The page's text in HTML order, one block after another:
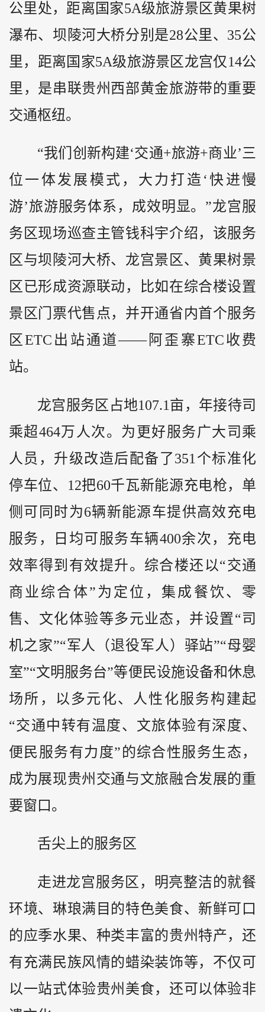
公里处，距离国家5A级旅游景区黄果树
瀑布、坝陵河大桥分别是28公里、35公
里，距离国家5A级旅游景区龙宫仅14公
里，是串联贵州西部黄金旅游带的重要
交通枢纽。
“我们创新构建‘交通+旅游+商业’三
位一体发展模式，大力打造‘快进慢
游’旅游服务体系，成效明显。”龙宫服
务区现场巡查主管钱科宇介绍，该服务
区与坝陵河大桥、龙宫景区、黄果树景
区已形成资源联动，比如在综合楼设置
景区门票代售点，并开通省内首个服务
区ETC出站通道——阿歪寨ETC收费
站。
龙宫服务区占地107.1亩，年接待司
乘超464万人次。为更好服务广大司乘
人员，升级改造后配备了351个标准化
停车位、12把60千瓦新能源充电枪，单
侧可同时为6辆新能源车提供高效充电
服务，日均可服务车辆400余次，充电
效率得到有效提升。综合楼还以“交通
商业综合体”为定位，集成餐饮、零
售、文化体验等多元业态，并设置“司
机之家”“军人（退役军人）驿站”“母婴
室”“文明服务台”等便民设施设备和休息
场所，以多元化、人性化服务构建起
“交通中转有温度、文旅体验有深度、
便民服务有力度”的综合性服务生态，
成为展现贵州交通与文旅融合发展的重
要窗口。
舌尖上的服务区
走进龙宫服务区，明亮整洁的就餐
环境、琳琅满目的特色美食、新鲜可口
的应季水果、种类丰富的贵州特产，还
有充满民族风情的蜡染装饰等，不仅可
以一站式体验贵州美食，还可以体验非